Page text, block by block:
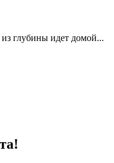
из глубины идет домой...